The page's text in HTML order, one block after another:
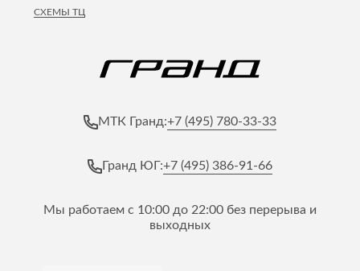
СХЕМЫ ТЦ
МТК Гранд:+7 (495) 780-33-33
Гранд ЮГ:+7 (495) 386-91-66
Мы работаем с 10:00 до 22:00 без перерыва и
выходных